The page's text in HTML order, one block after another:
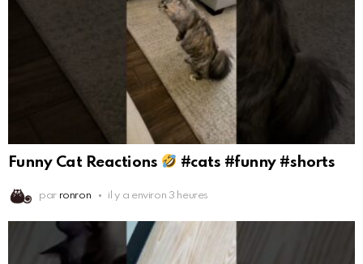
Funny Cat Reactions #cats #funny #shorts
par ronron il y a environ 3 heures